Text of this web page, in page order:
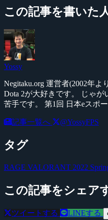
この記事を書いた
Yossy
Negitaku.org 運営者(2002年よ
Dota 2が大好きです。 じゃ
苦手です。 第1回 日本eスポ
記事一覧へ @YossyFPS
タグ
RAGE VALORANT 2022
この記事をシェア
ツイートする LINEする